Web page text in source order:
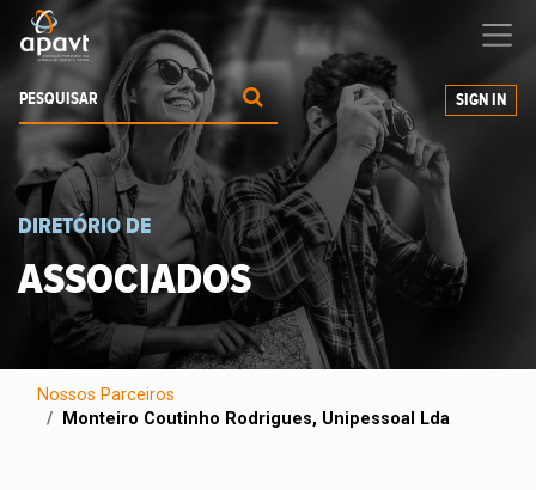
a expandir os seus negócios
SIGN IN
DIRETÓRIO DE
ASSOCIADOS
Nossos Parceiros
Monteiro Coutinho Rodrigues, Unipessoal Lda